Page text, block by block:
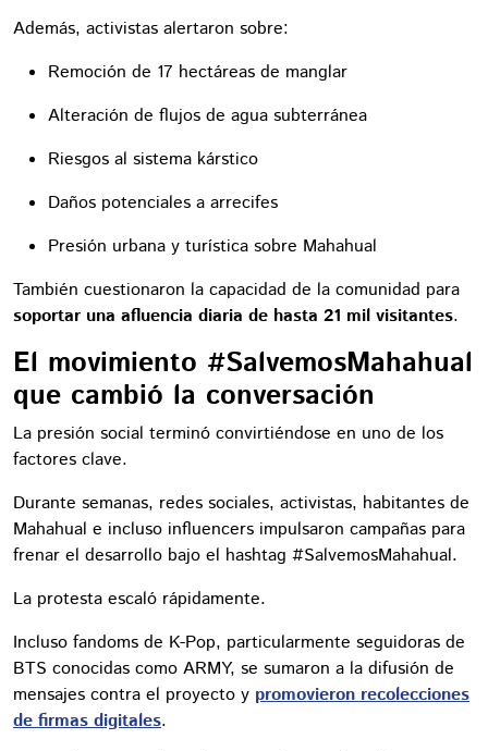
Además, activistas alertaron sobre:
Remoción de 17 hectáreas de manglar
Alteración de flujos de agua subterránea
Riesgos al sistema kárstico
Daños potenciales a arrecifes
Presión urbana y turística sobre Mahahual
También cuestionaron la capacidad de la comunidad para
soportar una afluencia diaria de hasta 21 mil visitantes.
El movimiento #SalvemosMahahual
que cambió la conversación
La presión social terminó convirtiéndose en uno de los
factores clave.
Durante semanas, redes sociales, activistas, habitantes de
Mahahual e incluso influencers impulsaron campañas para
frenar el desarrollo bajo el hashtag #SalvemosMahahual.
La protesta escaló rápidamente.
Incluso fandoms de K-Pop, particularmente seguidoras de
BTS conocidas como ARMY, se sumaron a la difusión de
mensajes contra el proyecto y promovieron recolecciones
de firmas digitales.